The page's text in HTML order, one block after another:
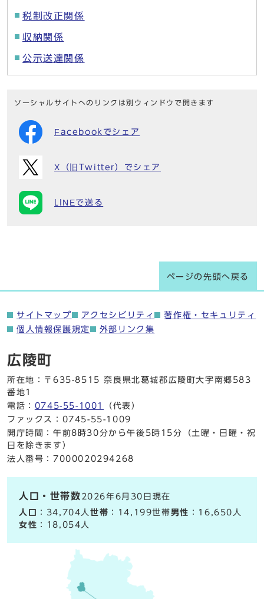
税制改正関係
収納関係
公示送達関係
ソーシャルサイトへのリンクは別ウィンドウで開きます
Facebookでシェア
X（旧Twitter）でシェア
LINEで送る
ページの先頭へ戻る
サイトマップ アクセシビリティ
著作権・セキュリティ
個人情報保護規定
外部リンク集
広陵町
所在地：〒635-8515 奈良県北葛城郡広陵町大字南郷583
番地1
電話： 0745-55-1001
（代表）
ファックス：0745-55-1009
開庁時間：午前8時30分から午後5時15分（土曜・日曜・祝
日を除きます）
法人番号：7000020294268
人口・世帯数 2026年6月30日現在
人口
：34,704人世帯 ：14,199世帯男性 ：16,650人
女性 ：18,054人